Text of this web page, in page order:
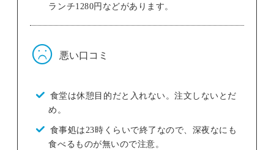
ランチ1280円などがあります。
悪い口コミ
食堂は休憩目的だと入れない。注文しないとだ
め。
食事処は23時くらいで終了なので、深夜なにも
食べるものが無いので注意。